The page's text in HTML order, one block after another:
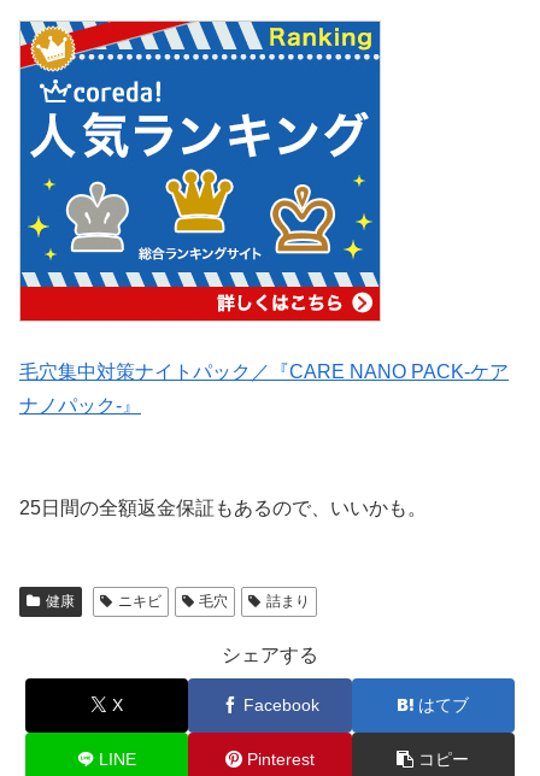
毛穴集中対策ナイトパック／『CARE NANO PACK-ケア
ナノパック-』
25日間の全額返金保証もあるので、いいかも。
健康 ニキビ 毛穴 詰まり
シェアする
X Facebook はてブ
LINE Pinterest コピー